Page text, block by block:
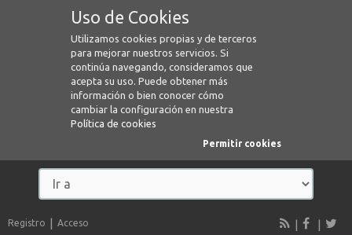
Uso de Cookies
Utilizamos cookies propias y de terceros
para mejorar nuestros servicios. Si
continúa navegando, consideramos que
acepta su uso. Puede obtener más
información o bien conocer cómo
cambiar la configuración en nuestra
Política de cookies
Permitir cookies
Registro Acceso